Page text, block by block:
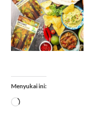
Menyukai ini:
Memuat...